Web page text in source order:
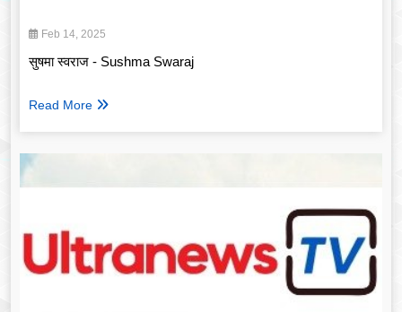
Feb 14, 2025
सुषमा स्वराज - Sushma Swaraj
Read More